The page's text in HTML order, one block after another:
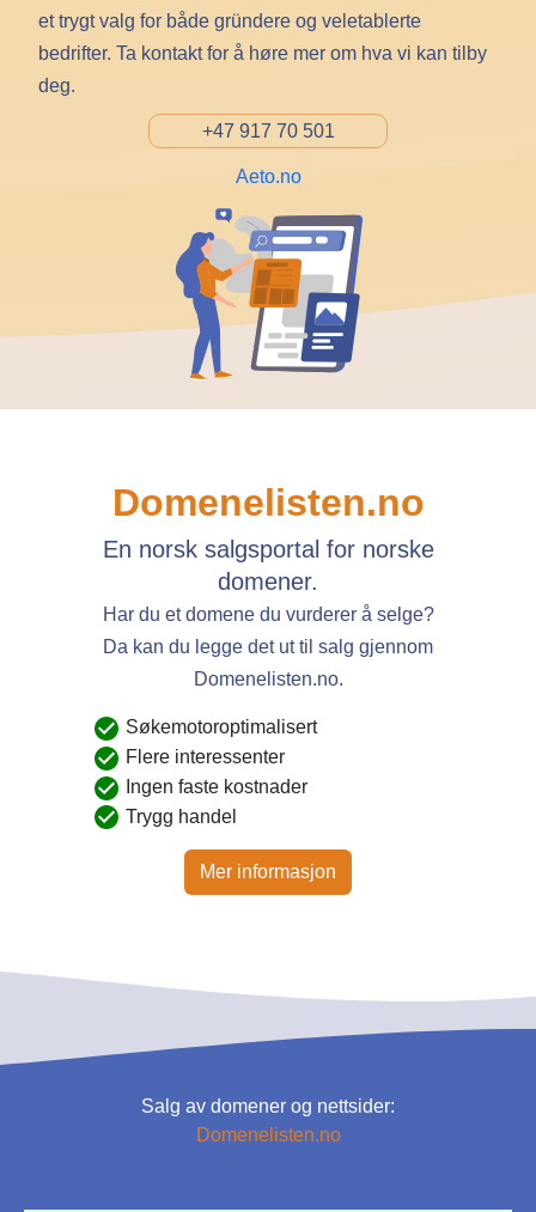
et trygt valg for både gründere og veletablerte
bedrifter. Ta kontakt for å høre mer om hva vi kan tilby
deg.
+47 917 70 501
Aeto.no
Domenelisten.no
En norsk salgsportal for norske
domener.
Har du et domene du vurderer å selge?
Da kan du legge det ut til salg gjennom
Domenelisten.no.
Søkemotoroptimalisert
Flere interessenter
Ingen faste kostnader
Trygg handel
Mer informasjon
Salg av domener og nettsider:
Domenelisten.no